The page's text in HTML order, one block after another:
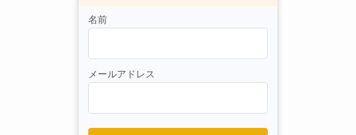
名前
メールアドレス